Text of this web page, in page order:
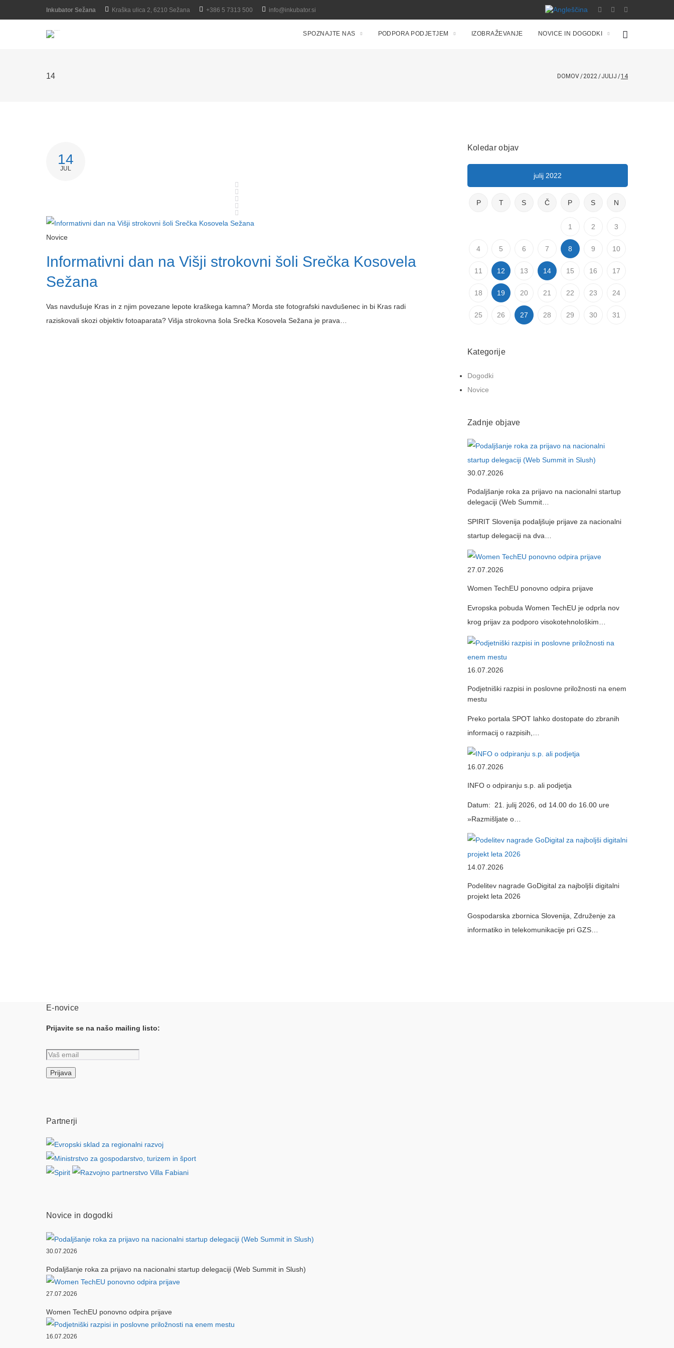
Inkubator Sežana Kraška ulica 2, 6210 Sežana +386 5 7313 500 info@inkubator.si
SPOZNAJTE NAS PODPORA PODJETJEM IZOBRAŽEVANJE NOVICE IN DOGODKI
14 DOMOV/2022/JULIJ /14
14
JUL
Novice
Informativni dan na Višji strokovni šoli Srečka Kosovela
Sežana
Vas navdušuje Kras in z njim povezane lepote kraškega kamna? Morda ste fotografski navdušenec in bi Kras radi
raziskovali skozi objektiv fotoaparata? Višja strokovna šola Srečka Kosovela Sežana je prava…
Koledar objav
julij 2022
P T S Č P S N
1 2 3
4 5 6 7 8 9 10
11 12 13 14 15 16 17
18 19 20 21 22 23 24
25 26 27 28 29 30 31
Kategorije
Dogodki
Novice
Zadnje objave
30.07.2026
Podaljšanje roka za prijavo na nacionalni startup
delegaciji (Web Summit…
SPIRIT Slovenija podaljšuje prijave za nacionalni
startup delegaciji na dva…
27.07.2026
Women TechEU ponovno odpira prijave
Evropska pobuda Women TechEU je odprla nov
krog prijav za podporo visokotehnološkim…
16.07.2026
Podjetniški razpisi in poslovne priložnosti na enem
mestu
Preko portala SPOT lahko dostopate do zbranih
informacij o razpisih,…
16.07.2026
INFO o odpiranju s.p. ali podjetja
Datum: 21. julij 2026, od 14.00 do 16.00 ure
»Razmišljate o…
14.07.2026
Podelitev nagrade GoDigital za najboljši digitalni
projekt leta 2026
Gospodarska zbornica Slovenija, Združenje za
informatiko in telekomunikacije pri GZS…
E-novice
Prijavite se na našo mailing listo:
Partnerji
Novice in dogodki
30.07.2026
Podaljšanje roka za prijavo na nacionalni startup delegaciji (Web Summit in Slush)
27.07.2026
Women TechEU ponovno odpira prijave
16.07.2026